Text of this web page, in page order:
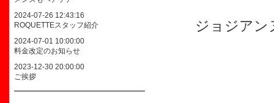
ジョジアン
2024-07-26 12:43:16
ROQUETTEスタッフ紹介
2024-07-01 10:00:00
料金改定のお知らせ
2023-12-30 20:00:00
ご挨拶